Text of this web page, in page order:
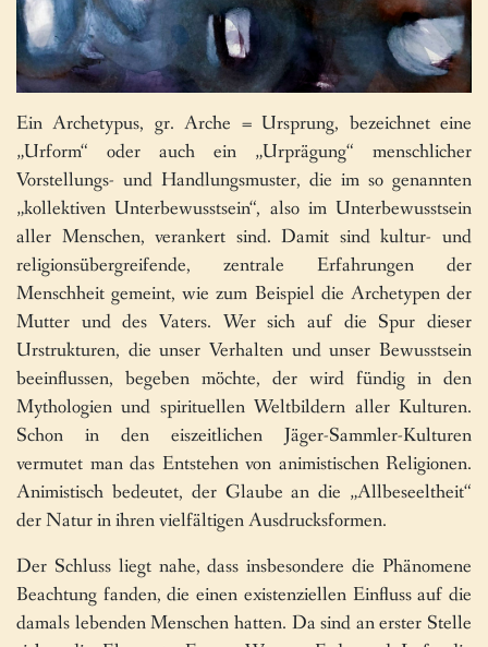
Ein Archetypus, gr. Arche = Ursprung, bezeichnet eine
„Urform“ oder auch ein „Urprägung“ menschlicher
Vorstellungs- und Handlungsmuster, die im so genannten
„kollektiven Unterbewusstsein“, also im Unterbewusstsein
aller Menschen, verankert sind. Damit sind kultur- und
religionsübergreifende, zentrale Erfahrungen der
Menschheit gemeint, wie zum Beispiel die Archetypen der
Mutter und des Vaters. Wer sich auf die Spur dieser
Urstrukturen, die unser Verhalten und unser Bewusstsein
beeinflussen, begeben möchte, der wird fündig in den
Mythologien und spirituellen Weltbildern aller Kulturen.
Schon in den eiszeitlichen Jäger-Sammler-Kulturen
vermutet man das Entstehen von animistischen Religionen.
Animistisch bedeutet, der Glaube an die „Allbeseeltheit“
der Natur in ihren vielfältigen Ausdrucksformen.
Der Schluss liegt nahe, dass insbesondere die Phänomene
Beachtung fanden, die einen existenziellen Einfluss auf die
damals lebenden Menschen hatten. Da sind an erster Stelle